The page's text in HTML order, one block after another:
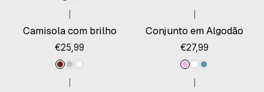
Camisola com brilho
€25,99
Conjunto em Algodão
€27,99